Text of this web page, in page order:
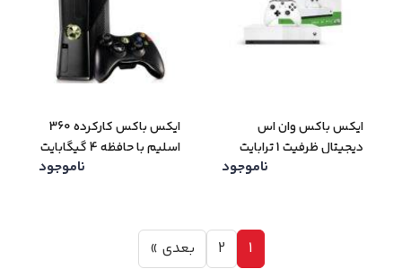
ایکس باکس وان اس
دیجیتال ظرفیت 1 ترابایت
(کار کرده – دست دوم)ناموجود
ایکس باکس کارکرده 360
اسلیم با حافظه 4 گیگابایت
(کار کرده – دست دوم)ناموجود
1
2 بعدی »